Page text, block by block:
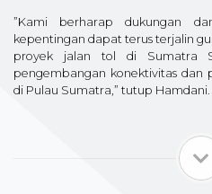
”Kami berharap dukungan
kepentingan dapat terus terjalin
proyek jalan tol di Sumatra
pengembangan konektivitas dan
di Pulau Sumatra,” tutup Hamdani.